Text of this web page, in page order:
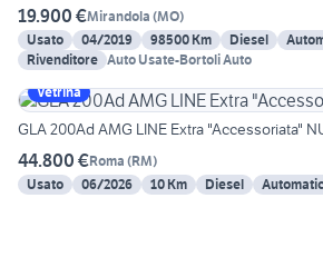
19.900 €Mirandola (MO)
Usato
04/2019 98500 Km Diesel
Rivenditore Auto Usate-Bortoli Auto
Vetrina
GLA 200Ad AMG LINE Extra "Accessoriata"
44.800 €Roma (RM)
Usato
06/2026 10 Km Diesel